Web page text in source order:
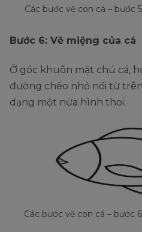
Các bước vẽ con cá – bước
Bước 6: Vẽ miệng của cá
Ở góc khuôn mặt chú cá,
đường chéo nhỏ nối từ
dạng một nửa hình thoi.
Các bước vẽ con cá – bước